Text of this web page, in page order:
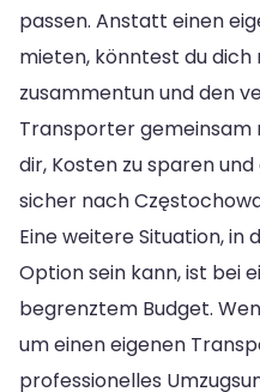
passen. Anstatt einen
mieten, könntest du
zusammentun und den
Transporter gemeinsam
dir, Kosten zu sparen
sicher nach
Eine weitere Situation, in
Option sein kann, ist bei
begrenztem Budget.
um einen eigenen
professionelles